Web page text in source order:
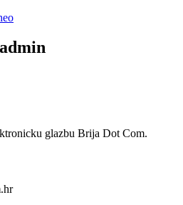
admin
glazbu Brija Dot Com.